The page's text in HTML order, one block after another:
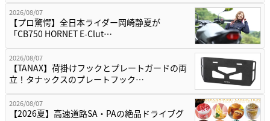
2026/08/07
【プロ驚愕】全日本ライダー岡崎静夏が
「CB750 HORNET E-Clut…
2026/08/07
【TANAX】荷掛けフックとプレートガードの両
立！タナックスのプレートフック…
2026/08/07
【2026夏】高速道路SA・PAの絶品ドライブグ